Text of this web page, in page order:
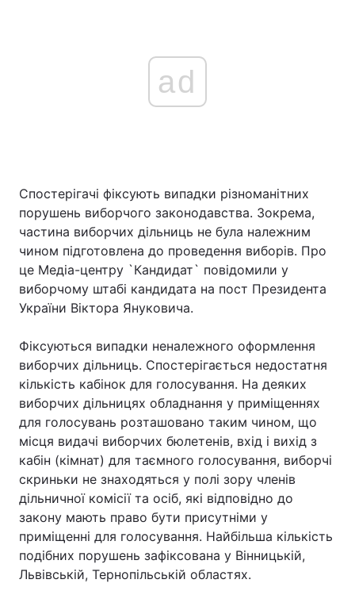
ad
Спостерігачі фіксують випадки різноманітних
порушень виборчого законодавства. Зокрема,
частина виборчих дільниць не була належним
чином підготовлена до проведення виборів. Про
це Медіа-центру `Кандидат` повідомили у
виборчому штабі кандидата на пост Президента
України Віктора Януковича.
Фіксуються випадки неналежного оформлення
виборчих дільниць. Спостерігається недостатня
кількість кабінок для голосування. На деяких
виборчих дільницях обладнання у приміщеннях
для голосувань розташовано таким чином, що
місця видачі виборчих бюлетенів, вхід і вихід з
кабін (кімнат) для таємного голосування, виборчі
скриньки не знаходяться у полі зору членів
дільничної комісії та осіб, які відповідно до
закону мають право бути присутніми у
приміщенні для голосування. Найбільша кількість
подібних порушень зафіксована у Вінницькій,
Львівській, Тернопільській областях.